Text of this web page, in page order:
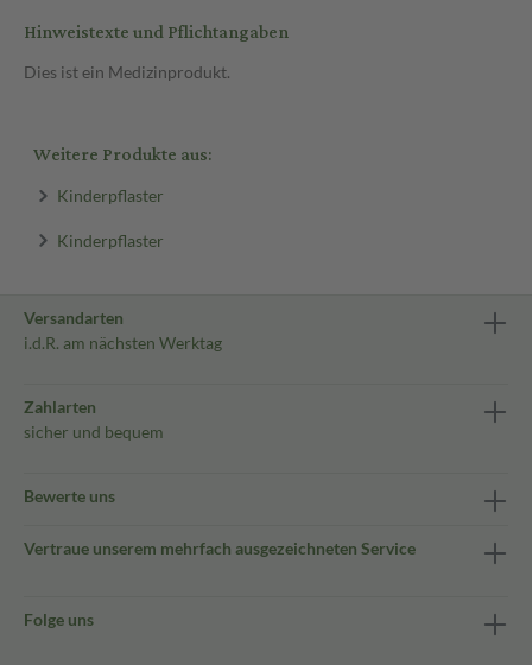
Hinweistexte und Pflichtangaben
Dies ist ein Medizinprodukt.
Weitere Produkte aus:
Kinderpflaster
Kinderpflaster
Versandarten
i.d.R. am nächsten Werktag
Zahlarten
sicher und bequem
Bewerte uns
Vertraue unserem mehrfach ausgezeichneten Service
Folge uns